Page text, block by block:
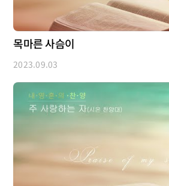
목마른 사슴이
2023.09.03